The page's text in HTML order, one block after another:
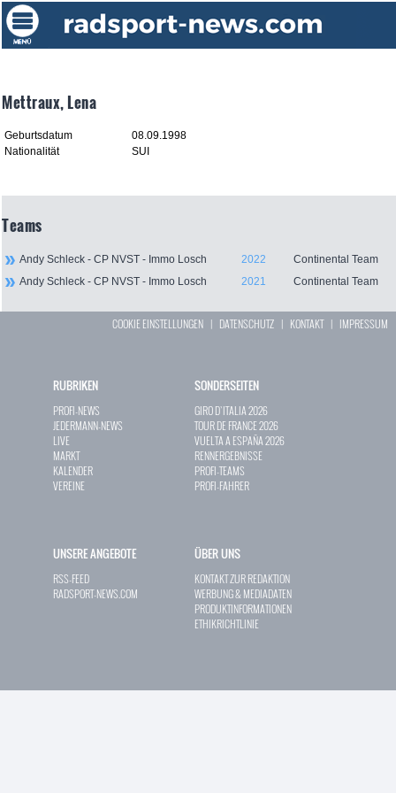
Mettraux, Lena
Geburtsdatum
08.09.1998
Nationalität
SUI
Teams
Andy Schleck - CP NVST - Immo Losch 2022
Continental Team
Andy Schleck - CP NVST - Immo Losch
2021 Continental Team
COOKIE EINSTELLUNGEN | DATENSCHUTZ | KONTAKT| IMPRESSUM
RUBRIKEN
PROFI-NEWS
JEDERMANN-NEWS
LIVE
MARKT
KALENDER
VEREINE
SONDERSEITEN
GIRO D`ITALIA 2026
TOUR DE FRANCE 2026
VUELTA A ESPAÑA 2026
RENNERGEBNISSE
PROFI-TEAMS
PROFI-FAHRER
UNSERE ANGEBOTE
RSS-FEED
RADSPORT-NEWS.COM
ÜBER UNS
KONTAKT ZUR REDAKTION
WERBUNG & MEDIADATEN
PRODUKTINFORMATIONEN
ETHIKRICHTLINIE